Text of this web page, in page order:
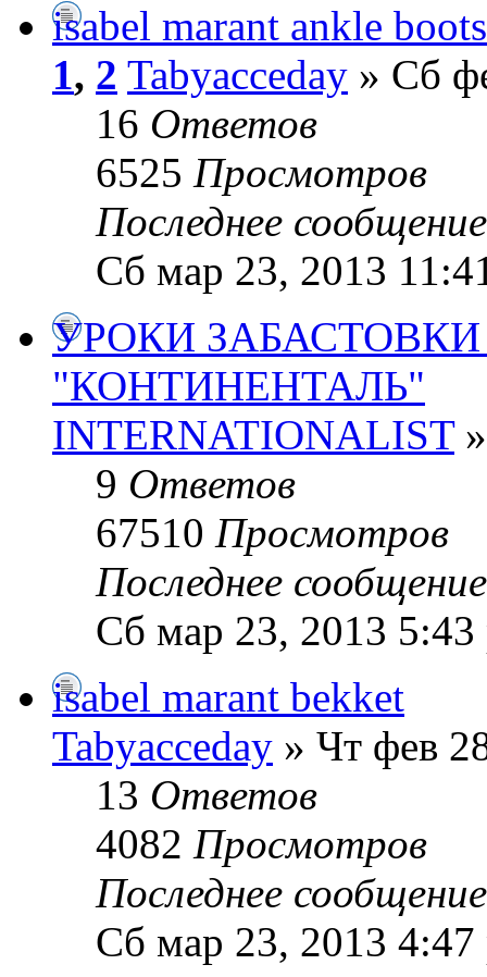
isabel marant ankle boots
1, 2 Tabyacceday » Сб
16 Ответов
6525 Просмотров
Последнее
Сб мар 23, 2013
УРОКИ
"КОНТИНЕНТАЛЬ"
INTERNATIONALIST»
9 Ответов
67510 Просмотров
Последнее
Сб мар 23, 2013 5:43
isabel marant bekket
Tabyacceday » Чт фев
13 Ответов
4082 Просмотров
Последнее
Сб мар 23, 2013 4:47